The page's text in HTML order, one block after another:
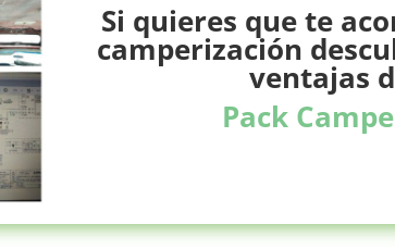
Si quieres que te
camperización
ventajas
Pack